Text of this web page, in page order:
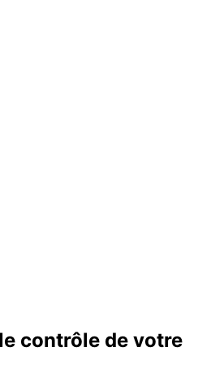
contrôle de votre